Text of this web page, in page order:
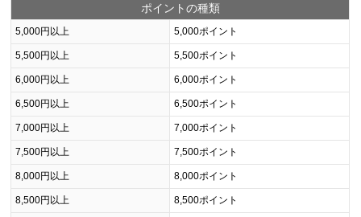
ポイントの種類
5,000円以上 5,000ポイント
5,500円以上 5,500ポイント
6,000円以上 6,000ポイント
6,500円以上 6,500ポイント
7,000円以上 7,000ポイント
7,500円以上 7,500ポイント
8,000円以上 8,000ポイント
8,500円以上 8,500ポイント